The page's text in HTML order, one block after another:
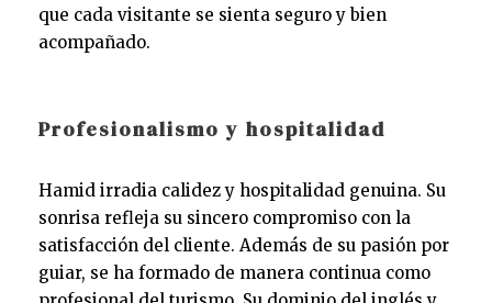
que cada visitante se sienta seguro y bien
acompañado.
Profesionalismo y hospitalidad
Hamid irradia calidez y hospitalidad genuina. Su
sonrisa refleja su sincero compromiso con la
satisfacción del cliente. Además de su pasión por
guiar, se ha formado de manera continua como